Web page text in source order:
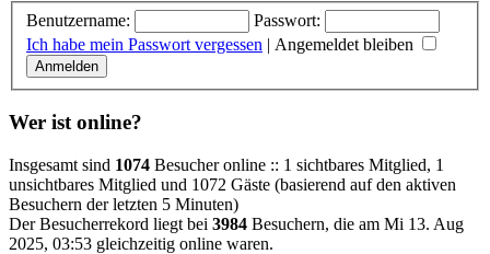
Benutzername:
Passwort:
Ich habe mein Passwort vergessen | Angemeldet bleiben
Wer ist online?
Insgesamt sind 1074 Besucher online :: 1 sichtbares Mitglied, 1
unsichtbares Mitglied und 1072 Gäste (basierend auf den aktiven
Besuchern der letzten 5 Minuten)
Der Besucherrekord liegt bei 3984 Besuchern, die am Mi 13. Aug
2025, 03:53 gleichzeitig online waren.